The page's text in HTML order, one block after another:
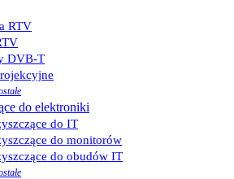
RTV
DVB-T
do elektroniki
do IT
do monitorów
do obudów IT